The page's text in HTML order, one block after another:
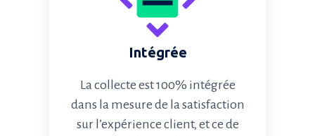
Intégrée
La collecte est 100% intégrée
dans la mesure de la satisfaction
sur l’expérience client, et ce de